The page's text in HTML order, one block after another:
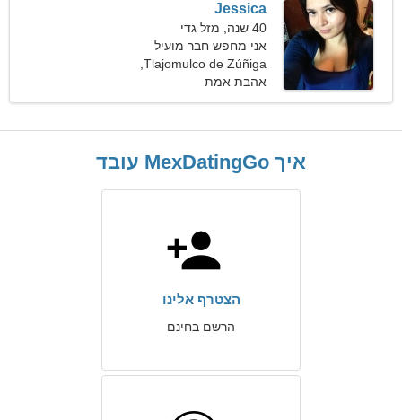
Jessica
40 שנה, מזל גדי
אני מחפש חבר מועיל
למשפחה
מקסיקו
אהבת אמת
איך MexDatingGo עובד
הצטרף אלינו
הרשם בחינם